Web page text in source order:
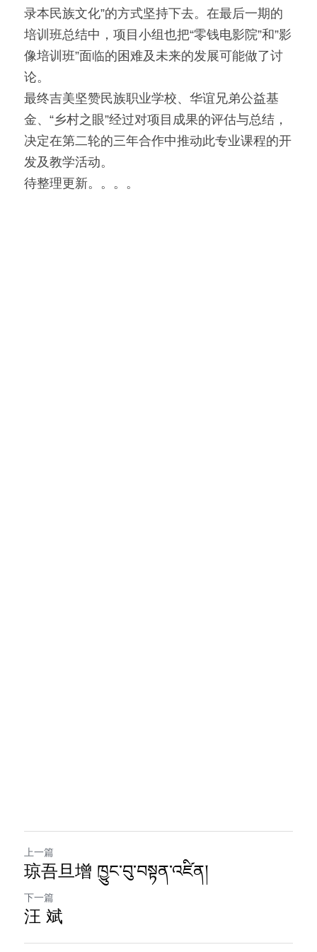
录本民族文化”的方式坚持下去。在最后一期的
培训班总结中，项目小组也把“零钱电影院”和”影
像培训班”面临的困难及未来的发展可能做了讨
论。
最终吉美坚赞民族职业学校、华谊兄弟公益基
金、“乡村之眼”经过对项目成果的评估与总结，
决定在第二轮的三年合作中推动此专业课程的开
发及教学活动。
待整理更新。。。。
上一篇
琼吾旦增 ཁྱུང་བུ་བསྟན་འཛིན།
下一篇
汪 斌